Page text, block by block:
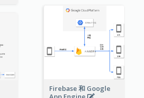
Firebase 和 Google